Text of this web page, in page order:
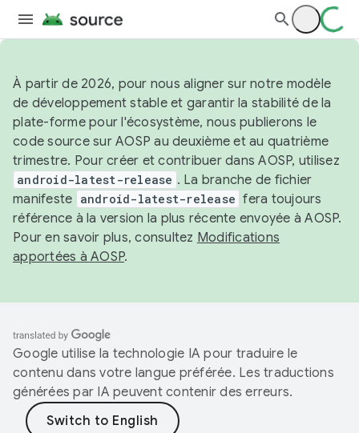
À partir de 2026, pour nous aligner sur notre modèle
de développement stable et garantir la stabilité de la
plate-forme pour l'écosystème, nous publierons le
code source sur AOSP au deuxième et au quatrième
trimestre. Pour créer et contribuer dans AOSP, utilisez
android-latest-release . La branche de fichier
manifeste android-latest-release fera toujours
référence à la version la plus récente envoyée à AOSP.
Pour en savoir plus, consultez Modifications
apportées à AOSP.
Google utilise la technologie IA pour traduire le
contenu dans votre langue préférée. Les traductions
générées par IA peuvent contenir des erreurs.